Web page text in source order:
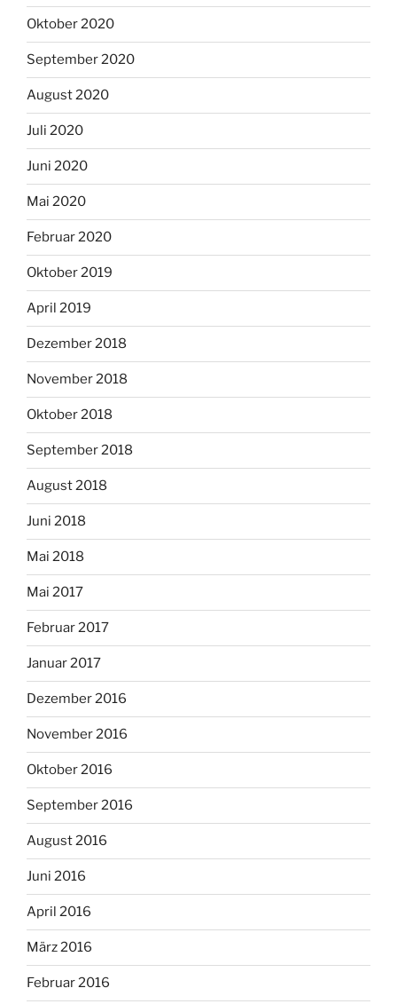
Oktober 2020
September 2020
August 2020
Juli 2020
Juni 2020
Mai 2020
Februar 2020
Oktober 2019
April 2019
Dezember 2018
November 2018
Oktober 2018
September 2018
August 2018
Juni 2018
Mai 2018
Mai 2017
Februar 2017
Januar 2017
Dezember 2016
November 2016
Oktober 2016
September 2016
August 2016
Juni 2016
April 2016
März 2016
Februar 2016